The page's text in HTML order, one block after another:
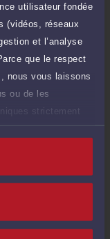
utilisateur fondée
(vidéos, réseaux
et l’analyse
que le respect
nous vous laissons
ou de les
strictement
question
150 €
par écrit